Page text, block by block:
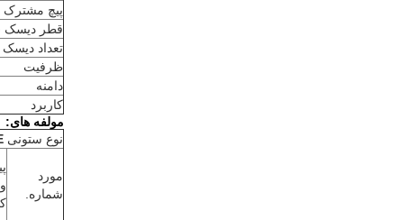
پیچ مشترک
قطر دیسک
تعداد
ظرفیت
دامنه
کاربرد
مولفه های:
نوع ستونی
مورد
شماره.